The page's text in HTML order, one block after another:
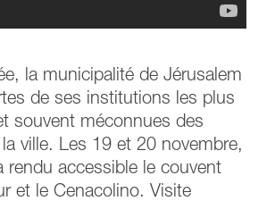
la municipalité de Jérusalem
de ses institutions les plus
souvent méconnues des
ville. Les 19 et 20 novembre,
rendu accessible le couvent
et le Cenacolino. Visite